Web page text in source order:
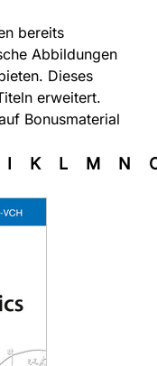
bereits
Abbildungen
Dieses
erweitert.
Bonusmaterial
I K L M N